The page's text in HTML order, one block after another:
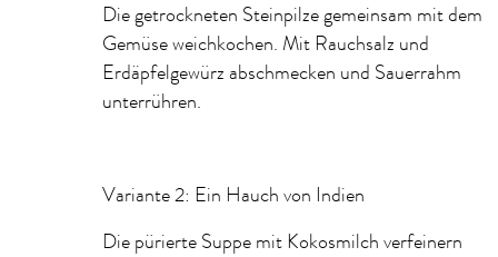
Die getrockneten Steinpilze gemeinsam mit dem
Gemüse weichkochen. Mit Rauchsalz und
Erdäpfelgewürz abschmecken und Sauerrahm
unterrühren.
Variante 2: Ein Hauch von Indien
Die pürierte Suppe mit Kokosmilch verfeinern